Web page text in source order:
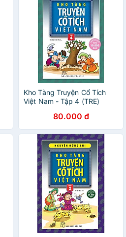
Kho Tàng Truyện Cổ Tích
Việt Nam - Tập 4 (TRE)
80.000 đ